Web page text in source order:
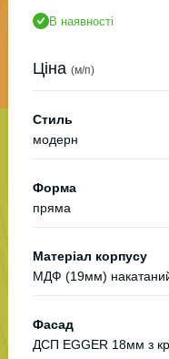
В наявності
Ціна (м/п)
Стиль
модерн
Форма
пряма
Матеріал корпусу
МДФ (19мм) накатаний
Фасад
ДСП EGGER 18мм з